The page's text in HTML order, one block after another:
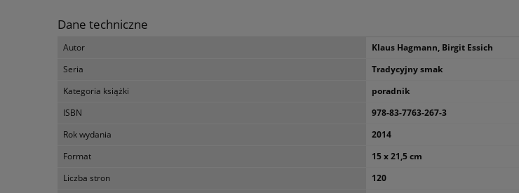
Dane techniczne
Autor
Klaus Hagmann, Birgit Essich
Seria
Tradycyjny smak
Kategoria książki
poradnik
ISBN
978-83-7763-267-3
Rok wydania
2014
Format
15 x 21,5 cm
Liczba stron
120